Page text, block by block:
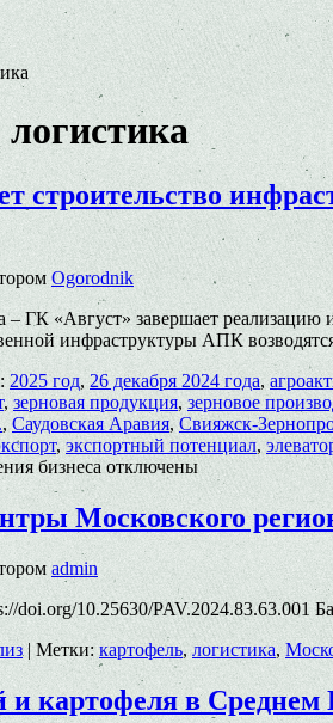
логистика
строительство
Ogorodnik
– ГК «Август» завершает
инфраструктуры АПК
2025 год, 26 декабря 2024 года,
, зерновая продукция, зерновое
, Саудовская Аравия,Свияжск-
, экспортный потенциал,
бизнеса отключены
Московского
admin
doi.org/10.25630/PAV.2024.83.63.001
| Метки: картофель,логистика,
и картофеля в Среднем